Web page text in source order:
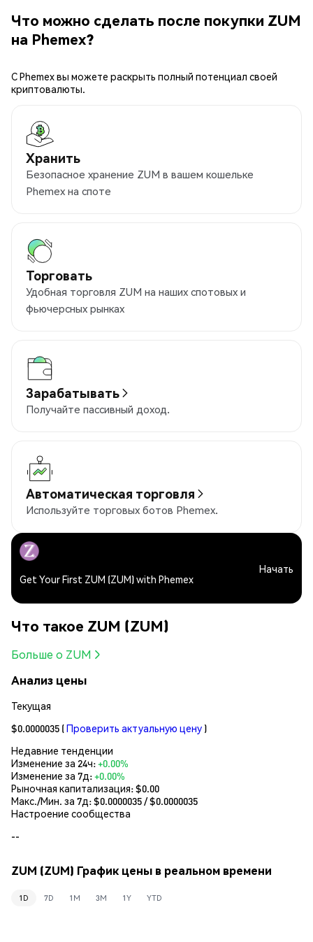
Что можно сделать после покупки ZUM
на Phemex?
С Phemex вы можете раскрыть полный потенциал своей
криптовалюты.
Хранить
Безопасное хранение ZUM в вашем кошельке
Phemex на споте
Торговать
Удобная торговля ZUM на наших спотовых и
фьючерсных рынках
Зарабатывать
Получайте пассивный доход.
Автоматическая торговля
Используйте торговых ботов Phemex.
Get Your First ZUM (ZUM) with Phemex
Начать
Что такое ZUM (ZUM)
Больше о ZUM
Анализ цены
Текущая
$0.0000035 (Проверить актуальную цену )
Недавние тенденции
Изменение за 24ч:+0.00%
Изменение за 7д:+0.00%
Рыночная капитализация:$0.00
Макс./Мин. за 7д: $0.0000035/ $0.0000035
Настроение сообщества
--
ZUM (ZUM) График цены в реальном времени
1D 7D 1M 3M 1Y YTD